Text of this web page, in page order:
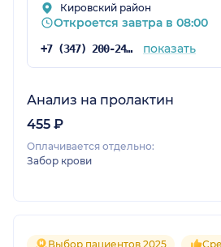
Кировский район
Откроется завтра в 08:00
+7 (347) 200-24-71 показать
Анализ на пролактин
455 ₽
Оплачивается отдельно:
Забор крови
Выбор пациентов 2025